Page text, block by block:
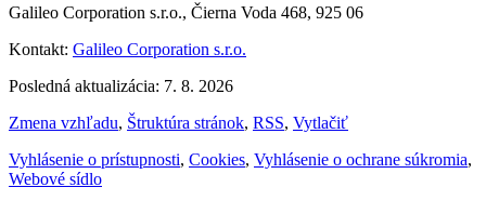
Galileo Corporation s.r.o., Čierna Voda 468, 925 06
Kontakt: Galileo Corporation s.r.o.
Posledná aktualizácia: 7. 8. 2026
Zmena vzhľadu, Štruktúra stránok, RSS, Vytlačiť
Vyhlásenie o prístupnosti, Cookies, Vyhlásenie o ochrane súkromia,
Webové sídlo